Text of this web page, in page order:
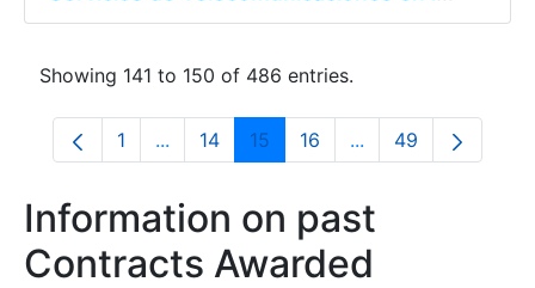
Showing 141 to 150 of 486 entries.
Page
1 ...Intermediate Pages Use TAB to navigate.
Page
14 Page
15 Page
16 ...Intermediate
Page
49
Information on past
Contracts Awarded